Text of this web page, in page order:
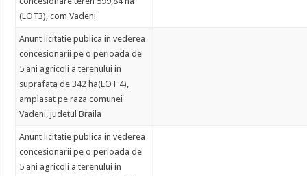
(LOT3), com Vadeni
Anunt licitatie publica in vederea
concesionarii pe o perioada de
5 ani agricoli a terenului in
suprafata de 342 ha(LOT 4),
amplasat pe raza comunei
Vadeni, judetul Braila
Anunt licitatie publica in vederea
concesionarii pe o perioada de
5 ani agricoli a terenului in